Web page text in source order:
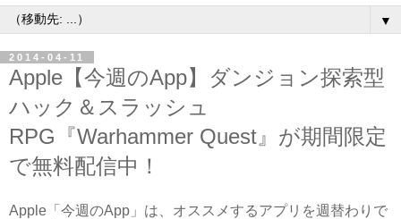
▼
2014-04-11
Apple【今週のApp】ダンジョン探索型
ハック＆スラッシュ
RPG『Warhammer Quest』が期間限定
で無料配信中！
Apple「今週のApp」は、オススメするアプリを週替わりで